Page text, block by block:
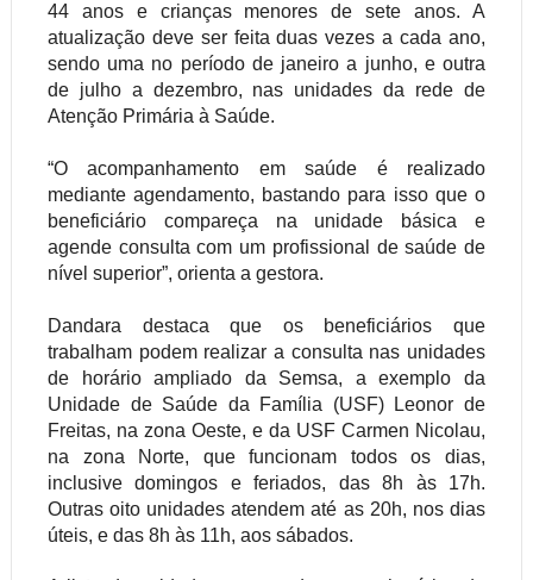
44 anos e crianças menores de sete anos. A
atualização deve ser feita duas vezes a cada ano,
sendo uma no período de janeiro a junho, e outra
de julho a dezembro, nas unidades da rede de
Atenção Primária à Saúde.
“O acompanhamento em saúde é realizado
mediante agendamento, bastando para isso que o
beneficiário compareça na unidade básica e
agende consulta com um profissional de saúde de
nível superior”, orienta a gestora.
Dandara destaca que os beneficiários que
trabalham podem realizar a consulta nas unidades
de horário ampliado da Semsa, a exemplo da
Unidade de Saúde da Família (USF) Leonor de
Freitas, na zona Oeste, e da USF Carmen Nicolau,
na zona Norte, que funcionam todos os dias,
inclusive domingos e feriados, das 8h às 17h.
Outras oito unidades atendem até as 20h, nos dias
úteis, e das 8h às 11h, aos sábados.